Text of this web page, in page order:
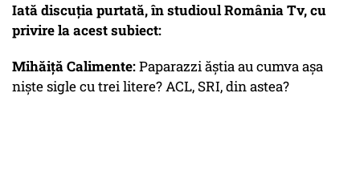
Iată discuția purtată, în studioul România Tv, cu
privire la acest subiect:
Mihăiță Calimente:Paparazzi ăștia au cumva așa
niște sigle cu trei litere? ACL, SRI, din astea?